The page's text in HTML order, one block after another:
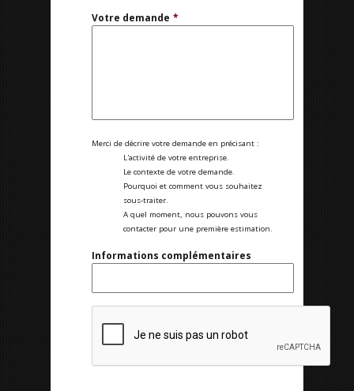
Votre demande *
Merci de décrire votre demande en précisant :
L'activité de votre entreprise.
Le contexte de votre demande.
Pourquoi et comment vous souhaitez
sous-traiter.
A quel moment, nous pouvons vous
contacter pour une première estimation.
Informations complémentaires